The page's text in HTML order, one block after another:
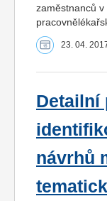
zaměstnanců
23. 04.
Detailní
návrhů